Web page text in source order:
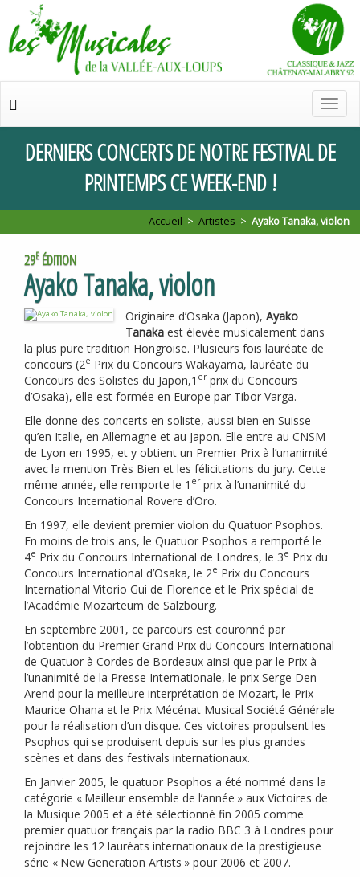
de
DERNIERSCONCERTSDENOTREFESTIVALDE
PRINTEMPSCEWEEK-END !
Accueil >Artistes >Ayako Tanaka, violon
29E ÉDITION
Ayako Tanaka, violon
Originaire d’Osaka (Japon), Ayako
Tanakaest élevée musicalement dans
la plus pure tradition Hongroise. Plusieurs fois lauréate de
concours (2e Prix du Concours Wakayama, lauréate du
Concours des Solistes du Japon,1 erprix du Concours
d’Osaka), elle est formée en Europe par Tibor Varga.
Elle donne des concerts en soliste, aussi bien en Suisse
qu’en Italie, en Allemagne et au Japon. Elle entre au CNSM
de Lyon en 1995, et y obtient un Premier Prix à l’unanimité
avec la mention Très Bien et les félicitations du jury. Cette
même année, elle remporte le 1 erprix à l’unanimité du
Concours International Rovere d’Oro.
En 1997, elle devient premier violon du Quatuor Psophos.
En moins de trois ans, le Quatuor Psophos a remporté le
4e Prix du Concours International de Londres, le 3e Prix du
Concours International d’Osaka, le 2e Prix du Concours
International Vitorio Gui de Florence et le Prix spécial de
l’Académie Mozarteum de Salzbourg.
En septembre 2001, ce parcours est couronné par
l’obtention du Premier Grand Prix du Concours International
de Quatuor à Cordes de Bordeaux ainsi que par le Prix à
l’unanimité de la Presse Internationale, le prix Serge Den
Arend pour la meilleure interprétation de Mozart, le Prix
Maurice Ohana et le Prix Mécénat Musical Société Générale
pour la réalisation d’un disque. Ces victoires propulsent les
Psophos qui se produisent depuis sur les plus grandes
scènes et dans des festivals internationaux.
En Janvier 2005, le quatuor Psophos a été nommé dans la
catégorie « Meilleur ensemble de l’année » aux Victoires de
la Musique 2005 et a été sélectionné fin 2005 comme
premier quatuor français par la radio BBC 3 à Londres pour
rejoindre les 12 lauréats internationaux de la prestigieuse
série « New Generation Artists » pour 2006 et 2007.